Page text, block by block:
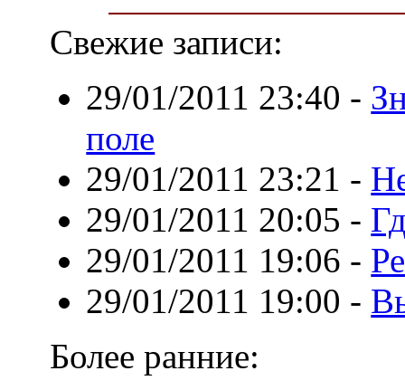
Свежие записи:
29/01/2011 23:40 -
поле
29/01/2011 23:21 -
29/01/2011 20:05 -
29/01/2011 19:06 -
29/01/2011 19:00 -
Более ранние: